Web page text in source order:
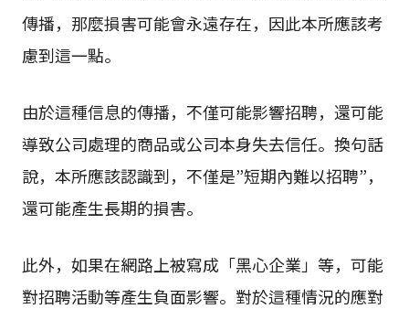
傳播，那麼損害可能會永遠存在，因此本所應該考
慮到這一點。
由於這種信息的傳播，不僅可能影響招聘，還可能
導致公司處理的商品或公司本身失去信任。換句話
說，本所應該認識到，不僅是”短期內難以招聘”，
還可能產生長期的損害。
此外，如果在網路上被寫成「黑心企業」等，可能
對招聘活動等產生負面影響。對於這種情況的應對